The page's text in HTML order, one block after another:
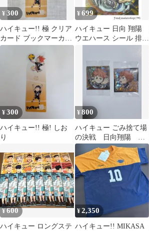
¥300
ハイキュー!! 極 クリア
カード ブックマーカ
ー 日向翔陽 影山飛
雄 非売品
¥699
ハイキュー 日向 翔陽
ウエハース シール 排球
¥300
ハイキュー!! 極! しお
り
¥800
ハイキュー ごみ捨て場
の決戦 日向翔陽 排
球レア・極
¥600
ハイキュー ロングステ
¥2,350
ハイキュー!! MIKASA